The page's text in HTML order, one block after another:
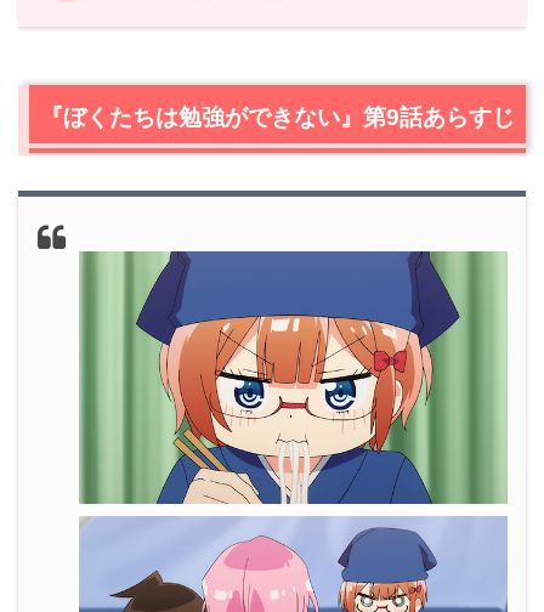
1.『ぼくたちは勉強ができない』第9話あらすじ
想
2.1またもや真冬先生の自宅へ訪問！そしてゴキブリ退治へ
2.3なんというラッキースケベ！下着専門店で働く成幸！
3. 『ぼくたちは勉強ができない』第9話まとめ
『ぼくたちは勉強ができない』第9話あらすじ